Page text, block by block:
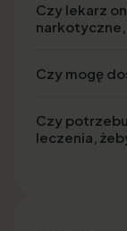
Czy lekarz
Czy mogę
Czy
leczenia,